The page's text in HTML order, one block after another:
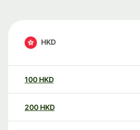
HKD
100 HKD
200 HKD